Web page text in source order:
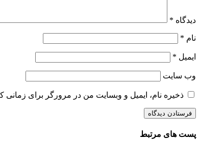
دیدگاه *
نام *
ایمیل *
وب‌ سایت
ذخیره نام، ایمیل و وبسایت من در مرورگر برای زمانی
پست های مرتبط